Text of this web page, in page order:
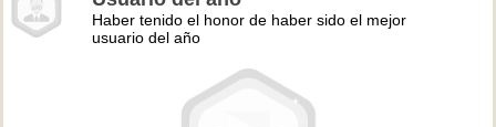
Haber tenido el honor de haber sido el mejor
usuario del año